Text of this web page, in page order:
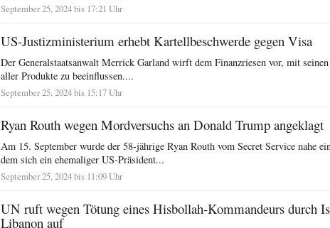
September 25, 2024 bis 17:21 Uhr
US-Justizministerium erhebt Kartellbeschwerde gegen Visa
Der Generalstaatsanwalt Merrick Garland wirft dem Finanzriesen vor, mit
aller Produkte zu beeinflussen....
September 25, 2024 bis 15:17 Uhr
Ryan Routh wegen Mordversuchs an Donald Trump angeklagt
Am 15. September wurde der 58-jährige Ryan Routh vom Secret Service nahe
dem sich ein ehemaliger US-Präsident...
September 25, 2024 bis 11:09 Uhr
UN ruft wegen Tötung eines Hisbollah-Kommandeurs durch
Libanon auf